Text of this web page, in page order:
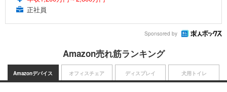
正社員
Sponsored by
Amazon売れ筋ランキング
Amazonデバイス オフィスチェア ディスプレイ 犬用トイレ